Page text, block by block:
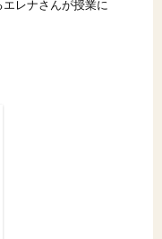
レナさんが授業に